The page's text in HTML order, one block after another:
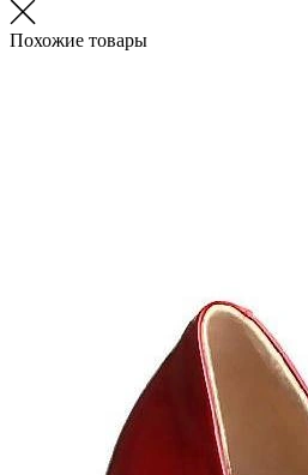
Похожие товары